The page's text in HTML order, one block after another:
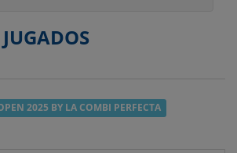
2025 BY LA COMBI PERFECTA